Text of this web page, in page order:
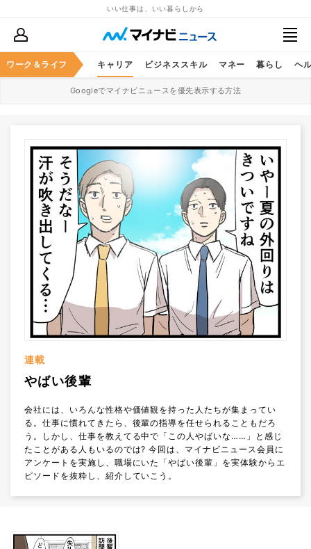
いい仕事は、いい暮らしから
ワーク＆ライフ キャリア ビジネススキル マネー 暮らし ヘ
Googleでマイナビニュースを優先表示する方法
連載
やばい後輩
会社には、いろんな性格や価値観を持った人たちが集まってい
る。仕事に慣れてきたら、後輩の指導を任せられることもだろ
う。しかし、仕事を教えてる中で「この人やばいな……」と感じ
たことがある人もいるのでは? 今回は、マイナビニュース会員に
アンケートを実施し、職場にいた「やばい後輩」を実体験からエ
ピソードを抜粋し、紹介していこう。